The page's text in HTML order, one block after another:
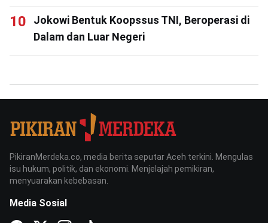
Jokowi Bentuk Koopssus TNI, Beroperasi di
Dalam dan Luar Negeri
PikiranMerdeka.co, media berita seputar Aceh terkini. Mengulas
isu hukum, politik, dan ekonomi. Menjelajah pemikiran,
menyuarakan kebebasan.
Media Sosial